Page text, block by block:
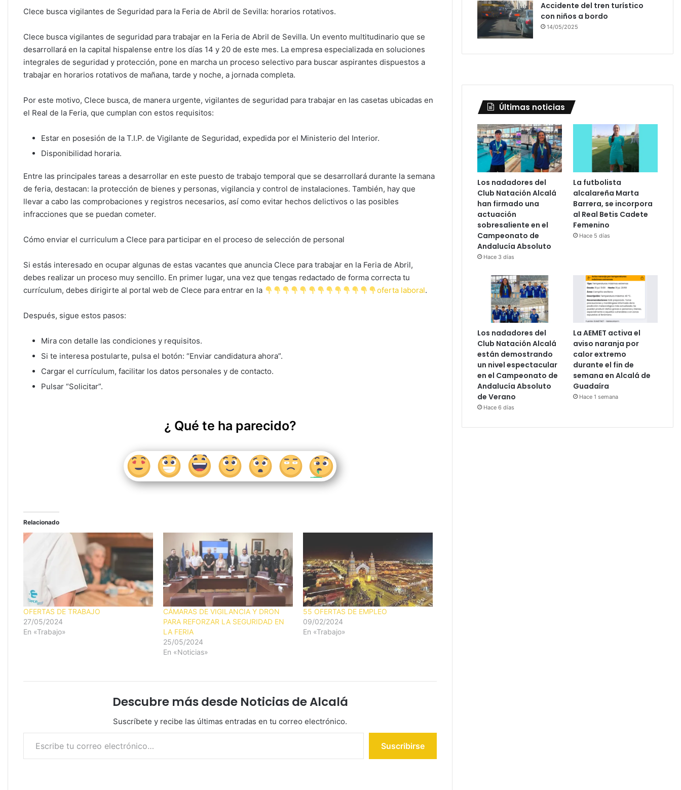
at
s
A
p
p
c
e
b
o
o
k
itt
er
k
e
dI
n
ai
l
m
p
ar
tir
Clece busca vigilantes de Seguridad para la Feria de Abril de Sevilla: horarios rotativos.
Clece busca vigilantes de seguridad para trabajar en la Feria de Abril de Sevilla. Un evento multitudinario que se
desarrollará en la capital hispalense entre los días 14 y 20 de este mes. La empresa especializada en soluciones
integrales de seguridad y protección, pone en marcha un proceso selectivo para buscar aspirantes dispuestos a
trabajar en horarios rotativos de mañana, tarde y noche, a jornada completa.
Por este motivo, Clece busca, de manera urgente, vigilantes de seguridad para trabajar en las casetas ubicadas en
el Real de la Feria, que cumplan con estos requisitos:
Estar en posesión de la T.I.P. de Vigilante de Seguridad, expedida por el Ministerio del Interior.
Disponibilidad horaria.
Entre las principales tareas a desarrollar en este puesto de trabajo temporal que se desarrollará durante la semana
de feria, destacan: la protección de bienes y personas, vigilancia y control de instalaciones. También, hay que
llevar a cabo las comprobaciones y registros necesarios, así como evitar hechos delictivos o las posibles
infracciones que se puedan cometer.
Cómo enviar el curriculum a Clece para participar en el proceso de selección de personal
Si estás interesado en ocupar algunas de estas vacantes que anuncia Clece para trabajar en la Feria de Abril,
debes realizar un proceso muy sencillo. En primer lugar, una vez que tengas redactado de forma correcta tu
currículum, debes dirigirte al portal web de Clece para entrar en la
oferta laboral.
Después, sigue estos pasos:
Mira con detalle las condiciones y requisitos.
Si te interesa postularte, pulsa el botón: “Enviar candidatura ahora”.
Cargar el currículum, facilitar los datos personales y de contacto.
Pulsar “Solicitar”.
¿ Qué te ha parecido?
Relacionado
OFERTAS DE TRABAJO
27/05/2024
En «Trabajo»
CÁMARAS DE VIGILANCIA Y DRON
PARA REFORZAR LA SEGURIDAD EN
LA FERIA
25/05/2024
En «Noticias»
55 OFERTAS DE EMPLEO
09/02/2024
En «Trabajo»
Descubre más desde Noticias de Alcalá
Suscríbete y recibe las últimas entradas en tu correo electrónico.
Escribe tu correo electrónico…
Suscribirse
Accidente del tren turístico
con niños a bordo
14/05/2025
Últimas noticias
Los nadadores del
Club Natación Alcalá
han firmado una
actuación
sobresaliente en el
Campeonato de
Andalucía Absoluto
Hace 3 días
La futbolista
alcalareña Marta
Barrera, se incorpora
al Real Betis Cadete
Femenino
Hace 5 días
Los nadadores del
Club Natación Alcalá
están demostrando
un nivel espectacular
en el Campeonato de
Andalucía Absoluto
de Verano
Hace 6 días
La AEMET activa el
aviso naranja por
calor extremo
durante el fin de
semana en Alcalá de
Guadaíra
Hace 1 semana